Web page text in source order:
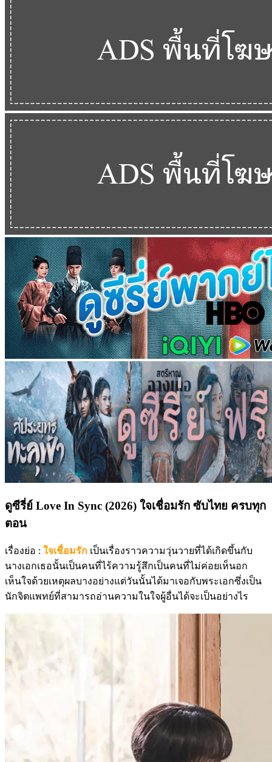
ดูซีรี่ย์ Love In Sync (2026) ใจเชื่อมรัก ซับไทย ครบทุก
ตอน
เรื่องย่อ : ใจเชื่อมรัก เป็นเรื่องราวความวุ่นวายที่ได้เกิดขึ้นกับ
นางเอกเธอนั้นเป็นคนที่ไร้ความรู้สึกเป็นคนที่ไม่ค่อยเห็นอก
เห็นใจด้วยเหตุผลบางอย่างแต่วันนั้นได้มาเจอกับพระเอกซึ่งเป็น
นักจิตแพทย์ที่สามารถอ่านความในใจผู้อื่นได้จะเป็นอย่างไร